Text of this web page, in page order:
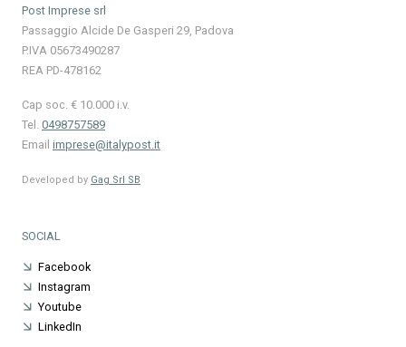
Post Imprese srl
Passaggio Alcide De Gasperi 29, Padova
P.IVA 05673490287
REA PD-478162
Cap soc. € 10.000 i.v.
Tel. 0498757589
Email imprese@italypost.it
Developed by Gag Srl SB
SOCIAL
Facebook
Instagram
Youtube
LinkedIn